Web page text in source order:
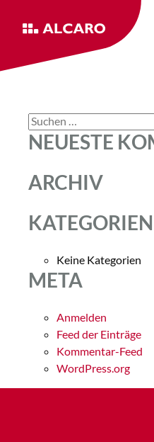
Suche
nach:
NEUESTE
ARCHIV
KATEGORIEN
Keine Kategorien
META
Anmelden
Feed der Einträge
Kommentar-Feed
WordPress.org